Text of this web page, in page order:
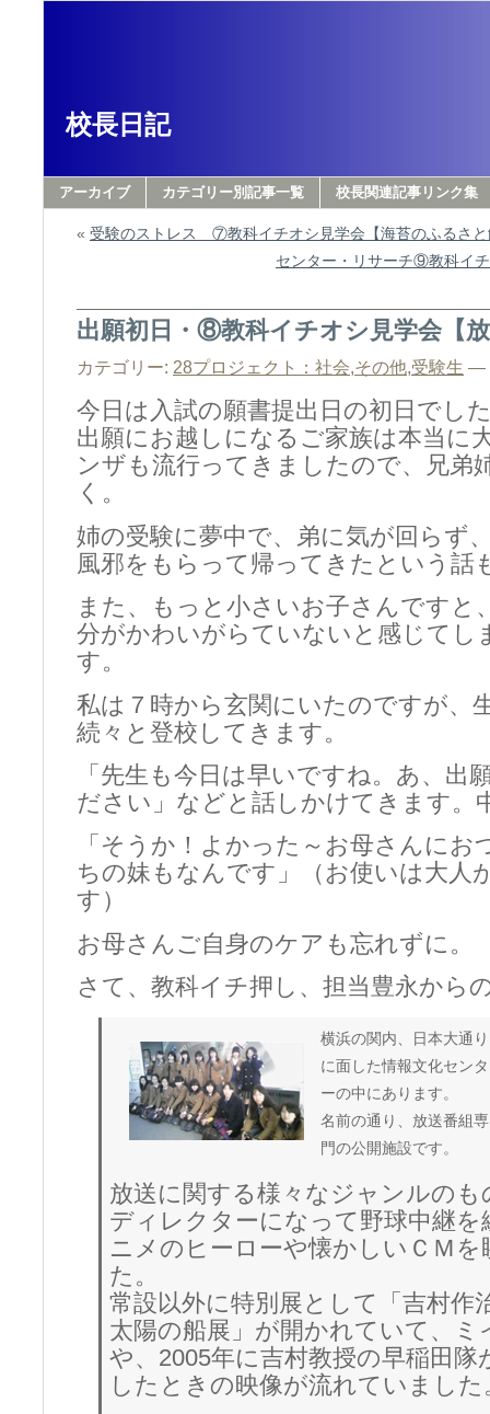
校長日記
アーカイブ カテゴリー別記事一覧 校長関連記事リンク集
« 受験のストレス ⑦教科イチオシ見学会【海苔のふるさと
センター・リサーチ⑨教科イ
出願初日・⑧教科イチオシ見学会【
カテゴリー: 28プロジェクト：社会,その他,受験生 —
今日は入試の願書提出日の初日でし
出願にお越しになるご家族は本当に
ンザも流行ってきましたので、兄弟
く。
姉の受験に夢中で、弟に気が回らず
風邪をもらって帰ってきたという話
また、もっと小さいお子さんですと
分がかわいがらていないと感じてし
す。
私は７時から玄関にいたのですが、
続々と登校してきます。
「先生も今日は早いですね。あ、出
ださい」などと話しかけてきます。
「そうか！よかった～お母さんに
ちの妹もなんです」（お使いは大人
す）
お母さんご自身のケアも忘れずに。
さて、教科イチ押し、担当豊永から
横浜の関内、日本大通り
に面した情報文化センタ
ーの中にあります。
名前の通り、放送番組専
門の公開施設です。
放送に関する様々なジャンルのも
ディレクターになって野球中継を
ニメのヒーローや懐かしいＣＭ
た。
常設以外に特別展として「吉村作
太陽の船展」が開かれていて、ミ
や、2005年に吉村教授の早稲田隊
したときの映像が流れていました